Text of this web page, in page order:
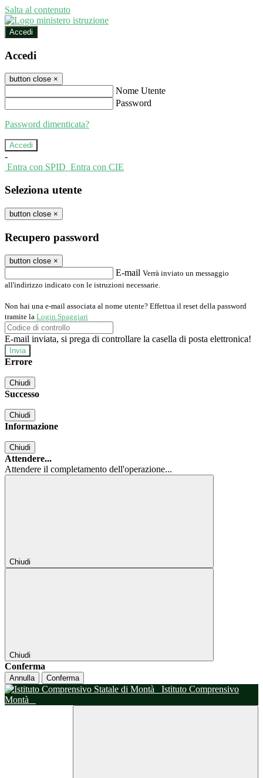
Salta al contenuto
Accedi
Accedi
button close ×
Nome Utente
Password
Password dimenticata?
-
Entra con SPID Entra con CIE
Seleziona utente
button close ×
Recupero password
button close ×
E-mail Verrà inviato un messaggio
all'indirizzo indicato con le istruzioni necessarie.
Non hai una e-mail associata al nome utente? Effettua il reset della password
tramite la Login Spaggiari
E-mail inviata, si prega di controllare la casella di posta elettronica!
Errore
Chiudi
Successo
Chiudi
Informazione
Chiudi
Attendere...
Attendere il completamento dell'operazione...
Chiudi
Chiudi
Conferma
Annulla Conferma
Istituto Comprensivo
Montà